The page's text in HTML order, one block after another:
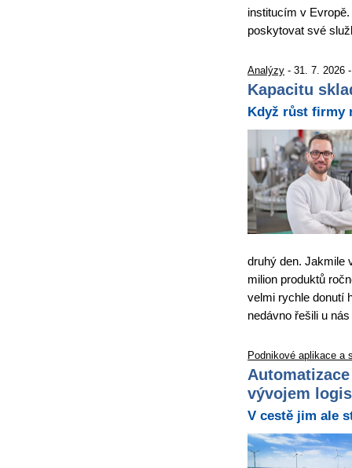
institucím v
poskytovat své
Analýzy - 31. 7. 2026
Kapacitu
Když růst firmy
druhý den. Jakmile
milion produktů
velmi rychle donutí
nedávno řešili u
Podnikové aplikace a
vývojem
V cestě jim ale